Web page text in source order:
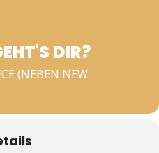
DIR?
(NEBEN NEW